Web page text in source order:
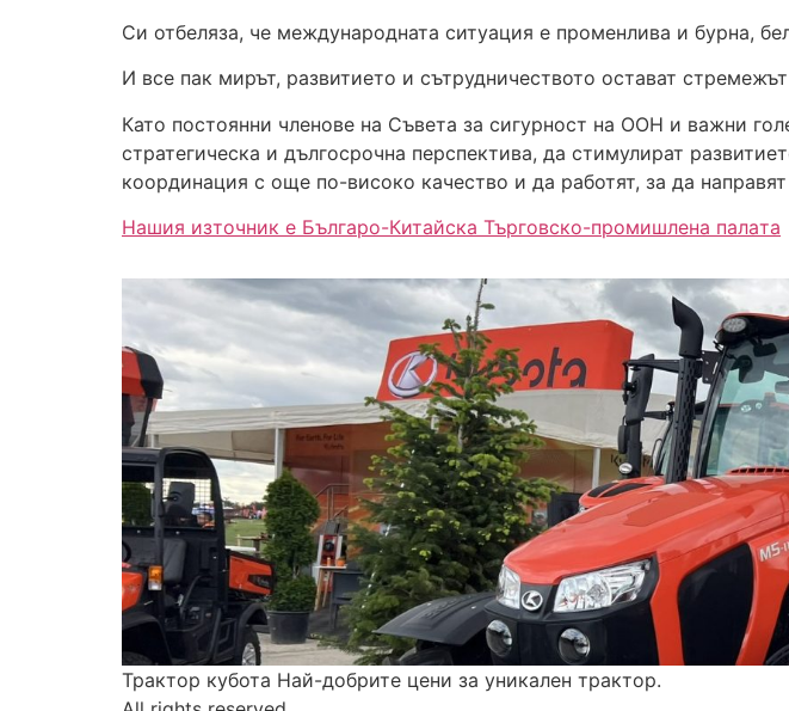
Си отбеляза, че международната ситуация е променлива и бурна,
И все пак мирът, развитието и сътрудничеството остават
Като постоянни членове на Съвета за сигурност на ООН и важни
стратегическа и дългосрочна перспектива, да стимулират
координация с още по-високо качество и да работят, за да
Нашия източник е Българо-Китайска Търговско-промишлена палaта
Трактор кубота Най-добрите цени за уникален трактор.